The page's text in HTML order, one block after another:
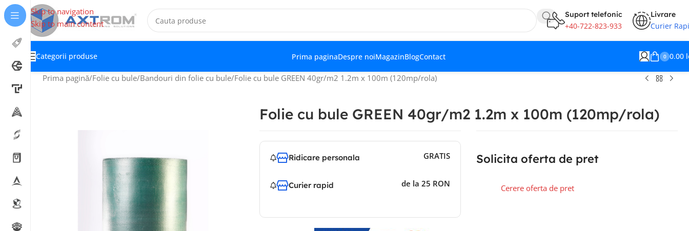
Skip to navigation
Skip to main content
Suport telefonic
+40-722-823-933
Livrare
Curier
Categorii produse Prima paginaDespre noiMagazinBlogContact 0 0.00
Prima pagină Folie cu bule Bandouri din folie cu bule Folie cu bule GREEN 40gr/m2 1.2m x 100m (120mp/rola)
Folie cu bule GREEN 40gr/m2 1.2m x 100m (120mp/rola)
Ridicare personala GRATIS
Curier rapid de la 25 RON
Solicita oferta de pret
Cerere oferta de pret